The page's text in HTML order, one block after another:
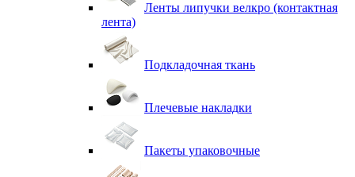
Ленты липучки велкро (контактная
лента)
Подкладочная ткань
Плечевые накладки
Пакеты упаковочные